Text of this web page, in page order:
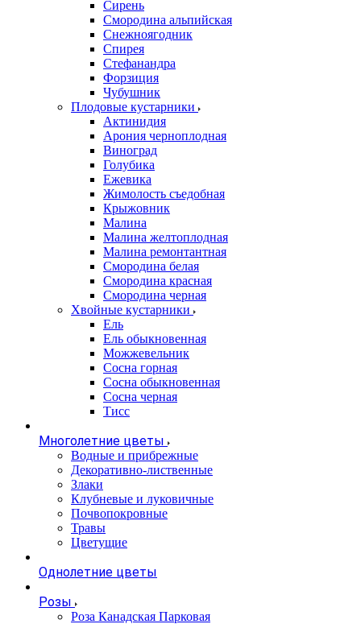
Сирень
Смородина альпийская
Снежноягодник
Спирея
Стефанандра
Форзиция
Чубушник
Плодовые кустарники
Актинидия
Арония черноплодная
Виноград
Голубика
Ежевика
Жимолость съедобная
Крыжовник
Малина
Малина желтоплодная
Малина ремонтантная
Смородина белая
Смородина красная
Смородина черная
Хвойные кустарники
Ель
Ель обыкновенная
Можжевельник
Сосна горная
Сосна обыкновенная
Сосна черная
Тисс
Многолетние цветы
Водные и прибрежные
Декоративно-лиственные
Злаки
Клубневые и луковичные
Почвопокровные
Травы
Цветущие
Однолетние цветы
Розы
Роза Канадская Парковая